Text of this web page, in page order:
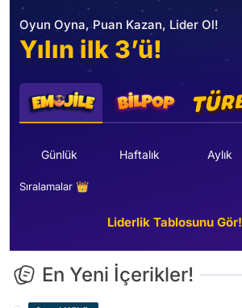
Oyun Oyna, Puan Kazan, Lider Ol!
Yılın ilk 3’ü!
Günlük Haftalık Aylık
Sıralamalar 👑
Liderlik Tablosunu Gör!
En Yeni İçerikler!